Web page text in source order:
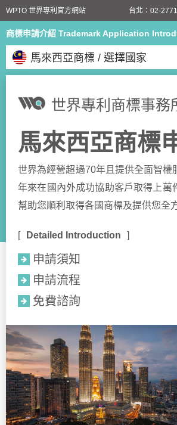
WPTO 世界專利官方網站 台北： 02-
商標申請介紹 Trademark Application
馬來西亞商標 / 選擇國家
世界專利商標事務
馬來西亞商標
世界為經營超過70年且提供全面智權
年來在國內外成功協助客戶取得上萬
幫助您順利取得各國商標及提供您全
Detailed Introduction
申請須知
申請流程
免費諮詢